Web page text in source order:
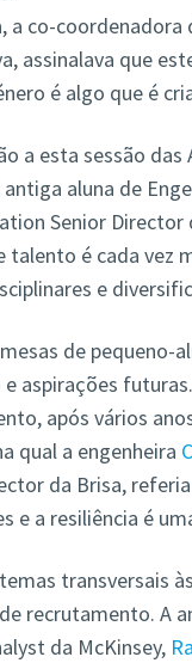
a co-coordenadora
assinalava que
é algo que é
a esta sessão das
antiga aluna de
Senior Director
talento é cada vez
e
de
e aspirações
após vários
qual a engenheira
da Brisa,
e a resiliência é
transversais
recrutamento. A
da McKinsey,